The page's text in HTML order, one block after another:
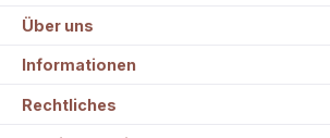
Über uns
Informationen
Rechtliches